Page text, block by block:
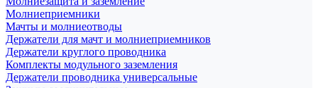
Молниеприемники
Мачты и молниеотводы
Держатели для мачт и молниеприемников
Держатели круглого проводника
Комплекты модульного заземления
Держатели проводника универсальные